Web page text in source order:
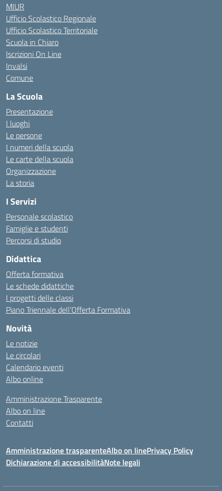
MIUR
Ufficio Scolastico Regionale
Ufficio Scolastico Territoriale
Scuola in Chiaro
Iscrizioni On Line
Invalsi
Comune
La Scuola
Presentazione
I luoghi
Le persone
I numeri della scuola
Le carte della scuola
Organizzazione
La storia
I Servizi
Personale scolastico
Famiglie e studenti
Percorsi di studio
Didattica
Offerta formativa
Le schede didattiche
I progetti delle classi
Piano Triennale dell’Offerta Formativa
Novità
Le notizie
Le circolari
Calendario eventi
Albo online
Amministrazione Trasparente
Albo on line
Contatti
Amministrazione trasparenteAlbo on linePrivacy Policy
Dichiarazione di accessibilitàNote legali